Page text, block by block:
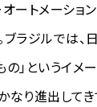
ートメーショ
ラジルでは、
」というイメー
なり進出してき